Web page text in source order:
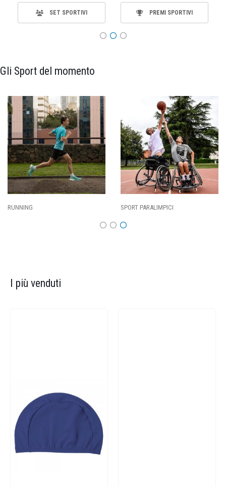
SET SPORTIVI PREMI SPORTIVI
Gli Sport del momento
CALCIO
I più venduti